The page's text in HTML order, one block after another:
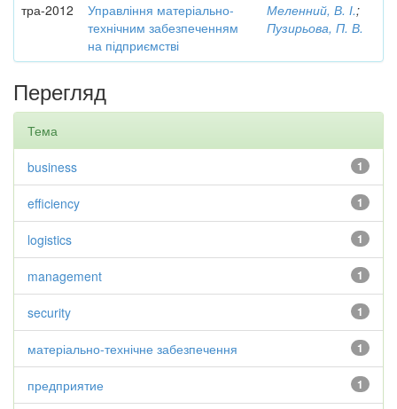
тра-2012
Управління матеріально-
технічним забезпеченням
на підприємстві
Меленний, В. І.;
Пузирьова, П. В.
Перегляд
Тема
1
business
1
efficiency
1
logistics
1
management
1
security
1
матеріально-технічне забезпечення
1
предприятие